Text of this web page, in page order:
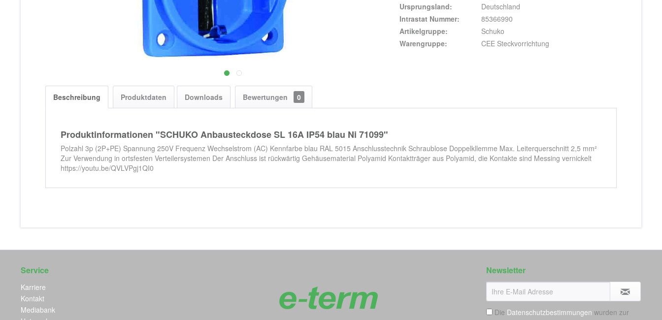
Ursprungsland:
Deutschland
Intrastat Nummer:
85366990
Artikelgruppe:
Schuko
Warengruppe:
CEE Steckvorrichtung
Beschreibung Produktdaten Downloads Bewertungen 0
Produktinformationen "SCHUKO Anbausteckdose SL 16A IP54 blau Ni 71099"
Polzahl 3p (2P+PE) Spannung 250V Frequenz Wechselstrom (AC) Kennfarbe blau RAL 5015 Anschlusstechnik Schraublose Doppelkllemme Max. Leiterquerschnitt 2,5 mm²
Zur Verwendung in ortsfesten Verteilersystemen Der Anschluss ist rückwärtig Gehäusematerial Polyamid Kontaktträger aus Polyamid, die Kontakte sind Messing vernickelt
https://youtu.be/QVLVPgj1QI0
Service
Karriere
Kontakt
Mediabank
Newsletter
Die Datenschutzbestimmungen wurden zur